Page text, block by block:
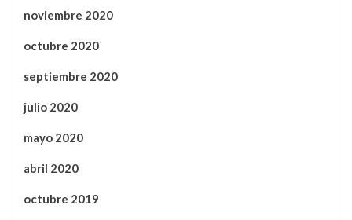
noviembre 2020
octubre 2020
septiembre 2020
julio 2020
mayo 2020
abril 2020
octubre 2019